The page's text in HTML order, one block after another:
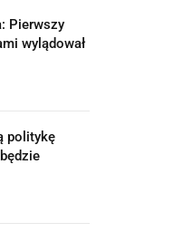
Pierwszy
wylądował
politykę